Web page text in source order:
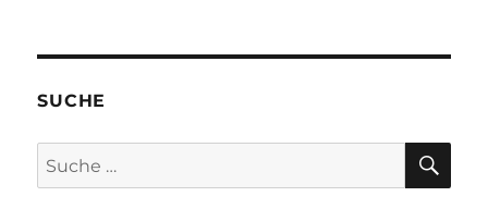
SUCHE
Suche
nach: